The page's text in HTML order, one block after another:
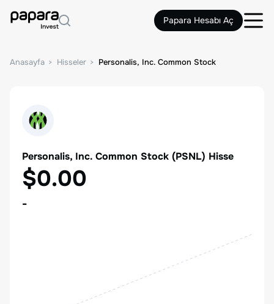
Papara Hesabı Aç
Anasayfa Hisseler Personalis, Inc. Common Stock
Personalis, Inc. Common Stock (PSNL) Hisse
$0.00
-